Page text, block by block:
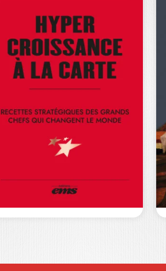
SOCIETY’S
DISTRUST OF
PHILIPPE FROUTÉ|
The questioning of scientific
knowledge is now a global
phenomenon. Going far beyond…